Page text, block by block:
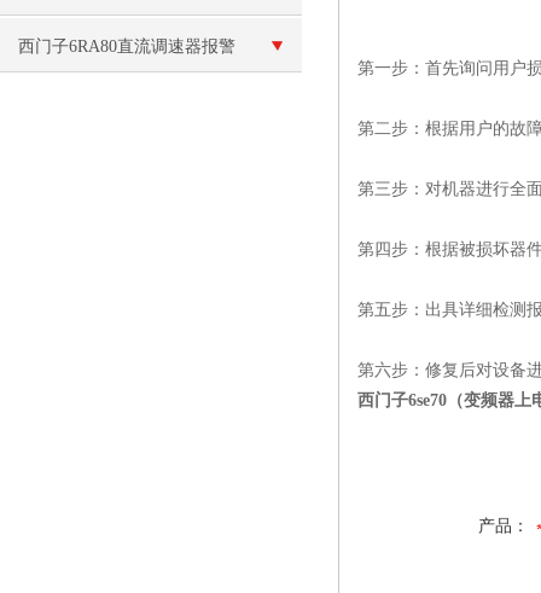
西门子6RA80直流调速器报警
第一步：首先询问用户
第二步：根据用户的故
第三步：对机器进行全
第四步：根据被损坏器
第五步：出具详细检测
第六步：修复后对设备
西门子6se70（变频器
产品：